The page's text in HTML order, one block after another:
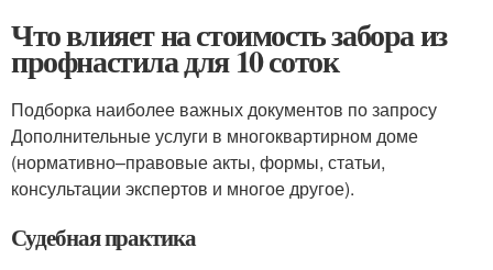
Что влияет на стоимость забора из
профнастила для 10 соток
Подборка наиболее важных документов по запросу
Дополнительные услуги в многоквартирном доме
(нормативно–правовые акты, формы, статьи,
консультации экспертов и многое другое).
Судебная практика